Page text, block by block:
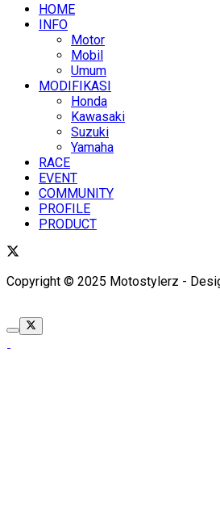
HOME
INFO
Motor
Mobil
Umum
MODIFIKASI
Honda
Kawasaki
Suzuki
Yamaha
RACE
EVENT
COMMUNITY
PROFILE
PRODUCT
Copyright © 2025 Motostylerz -